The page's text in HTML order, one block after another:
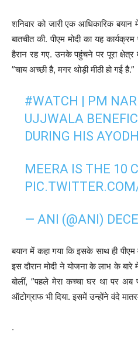
शनिवार को जारी एक आधिकारिक बयान
बातचीत की. पीएम मोदी का यह
हैरान रह गए. उनके पहुंचने पर पूरा क्षेत्र
”चाय अच्छी है, मगर थोड़ी मीठी हो गई है.”
#WATCH | PM
UJJWALA
DURING HIS
MEERA IS THE 10
— ANI (@ANI)
बयान में कहा गया कि इसके साथ ही पीएम
इस दौरान मोदी ने योजना के लाभ के
बोलीं, ”पहले मेरा कच्चा घर था पर
ऑटोग्राफ भी दिया. इसमें उन्होंने वंदे
.